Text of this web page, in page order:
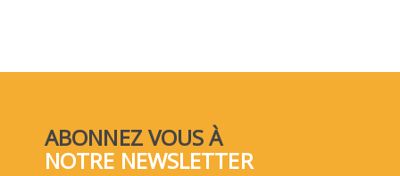
ABONNEZ VOUS À
NOTRE NEWSLETTER